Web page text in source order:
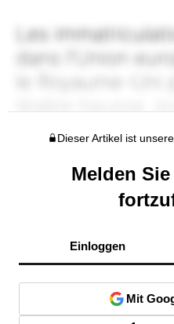
Dieser Artikel ist
Melden
Einloggen
Mit